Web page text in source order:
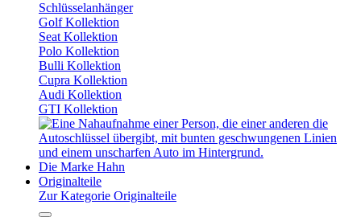
Schlüsselanhänger
Golf Kollektion
Seat Kollektion
Polo Kollektion
Bulli Kollektion
Cupra Kollektion
Audi Kollektion
GTI Kollektion
Die Marke Hahn
Originalteile
Zur Kategorie Originalteile